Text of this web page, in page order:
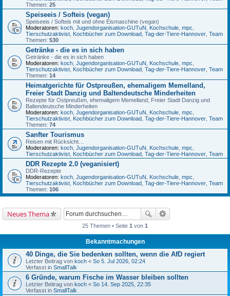
Themen: 25
Speiseeis / Softeis (vegan)
Speiseeis / Softeis mit und ohne Eismaschine (vegan)
Moderatoren: koch, Jugendorganisation-GUTuN, Kochschule, mpc,
Tierschutzaktivist, Kochbücher zum Download, Tag-der-Tiere-Hannover, Team
Themen: 530
Getränke - die es in sich haben
Getränke - die es in sich haben
Moderatoren: koch, Jugendorganisation-GUTuN, Kochschule, mpc,
Tierschutzaktivist, Kochbücher zum Download, Tag-der-Tiere-Hannover, Team
Themen: 14
Heimatgerichte für Ostpreußen, ehemaligem Memelland,
Freier Stadt Danzig und Baltendeutsche Minderheiten
Rezepte für Ostpreußen, ehemaligem Memelland, Freier Stadt Danzig und
Baltendeutsche Minderheiten
Moderatoren: koch, Jugendorganisation-GUTuN, Kochschule, mpc,
Tierschutzaktivist, Kochbücher zum Download, Tag-der-Tiere-Hannover, Team
Themen: 74
Sanfter Tourismus
Reisen mit Rücksicht…
Moderatoren: koch, Jugendorganisation-GUTuN, Kochschule, mpc,
Tierschutzaktivist, Kochbücher zum Download, Tag-der-Tiere-Hannover, Team
DDR Rezepte 2.0 (veganisiert)
DDR-Rezepte
Moderatoren: koch, Jugendorganisation-GUTuN, Kochschule, mpc,
Tierschutzaktivist, Kochbücher zum Download, Tag-der-Tiere-Hannover, Team
Themen: 106
Neues Thema
25 Themen • Seite 1 von 1
Bekanntmachungen
40 Dinge, die Sie bedenken sollten, wenn die AfD regiert
Letzter Beitrag von koch « So 5. Jul 2026, 02:24
Verfasst in SmallTalk
6 Gründe, warum Fische im Wasser bleiben sollten
Letzter Beitrag von koch « So 14. Sep 2025, 22:35
Verfasst in SmallTalk